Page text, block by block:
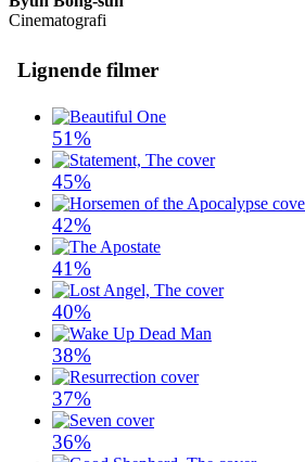
Cinematografi
Lignende filmer
51%
45%
42%
41%
40%
38%
37%
36%